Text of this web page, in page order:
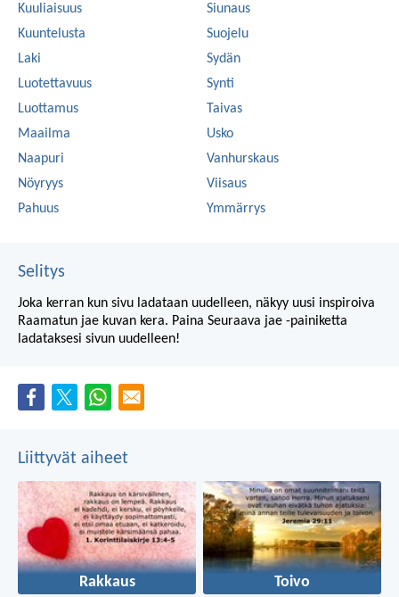
Kuuliaisuus
Kuuntelusta
Laki
Luotettavuus
Luottamus
Maailma
Naapuri
Nöyryys
Pahuus
Siunaus
Suojelu
Sydän
Synti
Taivas
Usko
Vanhurskaus
Viisaus
Ymmärrys
Selitys
Joka kerran kun sivu ladataan uudelleen, näkyy uusi inspiroiva
Raamatun jae kuvan kera. Paina Seuraava jae -painiketta
ladataksesi sivun uudelleen!
Liittyvät aiheet
Rakkaus Toivo